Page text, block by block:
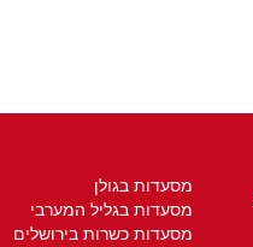
מסעדות בגולן
מסעדות בגליל המערבי
מסעדות כשרות בירושלים